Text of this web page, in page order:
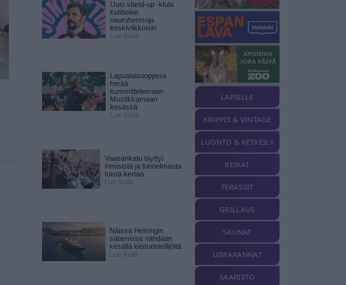
Uusi stand-up -klubi
kutittelee
nauruhermoja
keskiviikkoisin
Lue lisää
Lapualaisooppera
herää
kummittelemaan
Mustikkamaan
kesässä
Lue lisää
Vaasankatu täyttyi
ihmisistä ja tunnelmasta
toista kertaa
Lue lisää
Näissä Helsingin
satamissa nähdään
kesällä loistoristeilijöitä
Lue lisää
LAPSILLE
KIRPPIS & VINTAGE
LUONTO & RETKEILY
KEIKAT
TERASSIT
GRILLAUS
SAUNAT
UIMARANNAT
SAARISTO